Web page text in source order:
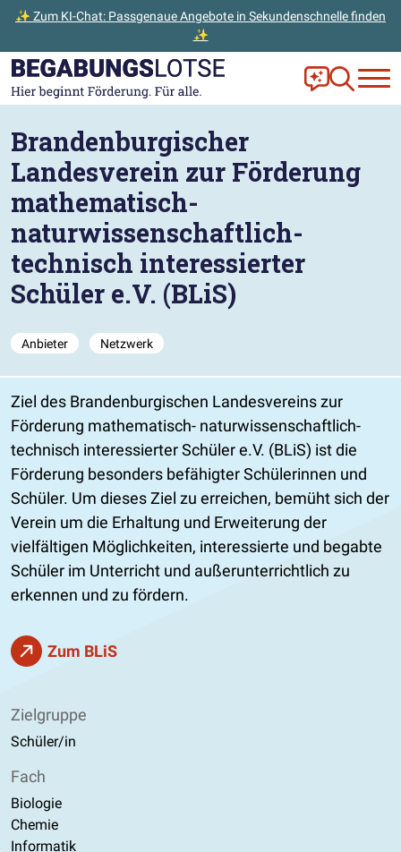
✨ Zum KI-Chat: Passgenaue Angebote in Sekundenschnelle finden
✨
Zum Hauptinhalt der Seite springen
Zur Startseite gehen Frag Ella!
Zur
Brandenburgischer
Landesverein zur Förderung
mathematisch-
naturwissenschaftlich-
technisch interessierter
Schüler e.V. (BLiS)
Anbieter Netzwerk
Ziel des Brandenburgischen Landesvereins zur
Förderung mathematisch- naturwissenschaftlich-
technisch interessierter Schüler e.V. (BLiS) ist die
Förderung besonders befähigter Schülerinnen und
Schüler. Um dieses Ziel zu erreichen, bemüht sich der
Verein um die Erhaltung und Erweiterung der
vielfältigen Möglichkeiten, interessierte und begabte
Schüler im Unterricht und außerunterrichtlich zu
erkennen und zu fördern.
Zum BLiS
Zielgruppe
Schüler/in
Fach
Biologie
Chemie
Informatik